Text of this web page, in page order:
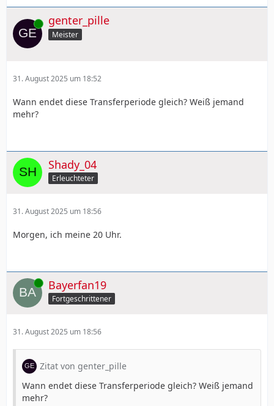
Online genter_pille
Meister
31. August 2025 um 18:52
Wann endet diese Transferperiode gleich? Weiß jemand
mehr?
Shady_04
Erleuchteter
31. August 2025 um 18:56
Morgen, ich meine 20 Uhr.
Online Bayerfan19
Fortgeschrittener
31. August 2025 um 18:56
Zitat von genter_pille
Wann endet diese Transferperiode gleich? Weiß jemand
mehr?